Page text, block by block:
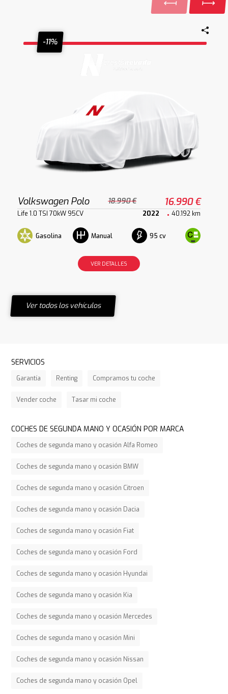
-11%
Volkswagen Polo 18.990 € 16.990 €
Life 1.0 TSI 70kW 95CV 2022 40.192 km
Gasolina Manual 95 cv
VER DETALLES
Ver todos los vehículos
SERVICIOS
Garantía Renting Compramos tu coche
Vender coche Tasar mi coche
COCHES DE SEGUNDA MANO Y OCASIÓN POR MARCA
Coches de segunda mano y ocasión Alfa Romeo
Coches de segunda mano y ocasión BMW
Coches de segunda mano y ocasión Citroen
Coches de segunda mano y ocasión Dacia
Coches de segunda mano y ocasión Fiat
Coches de segunda mano y ocasión Ford
Coches de segunda mano y ocasión Hyundai
Coches de segunda mano y ocasión Kia
Coches de segunda mano y ocasión Mercedes
Coches de segunda mano y ocasión Mini
Coches de segunda mano y ocasión Nissan
Coches de segunda mano y ocasión Opel